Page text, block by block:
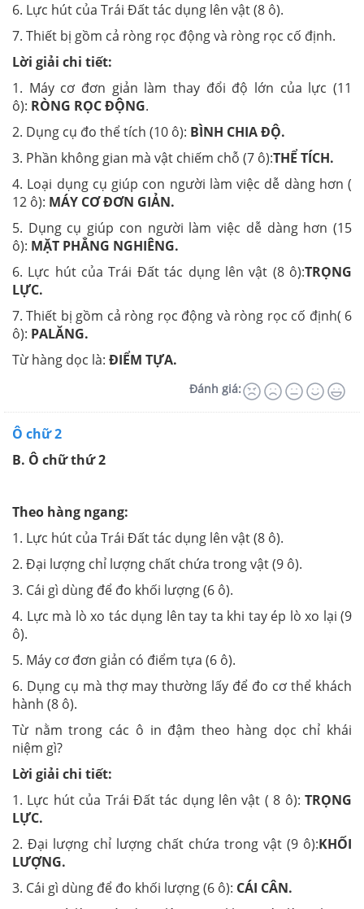
6. Lực hút của Trái Đất tác dụng lên vật (8 ô).
7. Thiết bị gồm cả ròng rọc động và ròng rọc cố định.
Lời giải chi tiết:
1. Máy cơ đơn giản làm thay đổi độ lớn của lực (11
ô): RÒNG RỌC ĐỘNG.
2. Dụng cụ đo thể tích (10 ô): BÌNH CHIA ĐỘ.
3. Phần không gian mà vật chiếm chỗ (7 ô):THỂ TÍCH.
4. Loại dụng cụ giúp con người làm việc dễ dàng hơn (
12 ô): MÁY CƠ ĐƠN GIẢN.
5. Dụng cụ giúp con người làm việc dễ dàng hơn (15
ô): MẶT PHẲNG NGHIÊNG.
6. Lực hút của Trái Đất tác dụng lên vật (8 ô):TRỌNG
LỰC.
7. Thiết bị gồm cả ròng rọc động và ròng rọc cố định( 6
ô): PALĂNG.
Từ hàng dọc là: ĐIỂM TỰA.
Đánh giá:
Ô chữ 2
B. Ô chữ thứ 2
Theo hàng ngang:
1. Lực hút của Trái Đất tác dụng lên vật (8 ô).
2. Đại lượng chỉ lượng chất chứa trong vật (9 ô).
3. Cái gì dùng để đo khối lượng (6 ô).
4. Lực mà lò xo tác dụng lên tay ta khi tay ép lò xo lại (9
ô).
5. Máy cơ đơn giản có điểm tựa (6 ô).
6. Dụng cụ mà thợ may thường lấy để đo cơ thể khách
hành (8 ô).
Từ nằm trong các ô in đậm theo hàng dọc chỉ khái
niệm gì?
Lời giải chi tiết:
1. Lực hút của Trái Đất tác dụng lên vật ( 8 ô): TRỌNG
LỰC.
2. Đại lượng chỉ lượng chất chứa trong vật (9 ô):KHỐI
LƯỢNG.
3. Cái gì dùng để đo khối lượng (6 ô): CÁI CÂN.